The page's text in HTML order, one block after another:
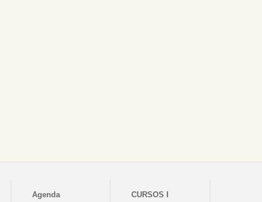
Agenda
CURSOS I